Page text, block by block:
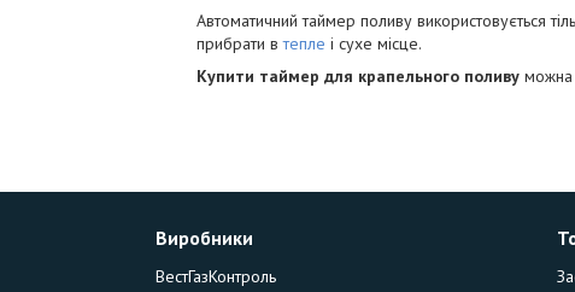
Автоматичний таймер поливу використовується
прибрати втепле і сухе місце.
Купити таймер для крапельного поливу можна
Виробники
ВестГазКонтроль